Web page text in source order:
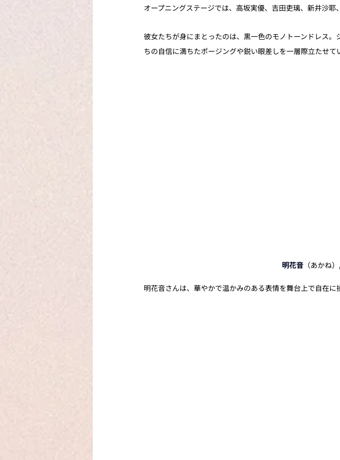
オープニングステージでは、高坂実優、吉田吏璃、新井沙耶
彼女たちが身にまとったのは、黒一色のモノトーンドレス
ちの自信に満ちたポージングや鋭い眼差しを一層際立たせて
明花音 （あかね
明花音さんは、華やかで温かみのある表情を舞台上で自在に